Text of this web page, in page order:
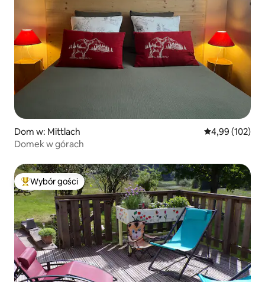
Dom w: Mittlach Średnia
4,99 (102)
Domek w górach
Najpopularniejsze z kategorii Wybór gości
Wybór gości